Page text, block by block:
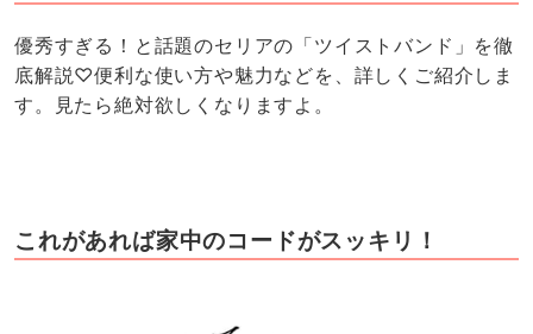
優秀すぎる！と話題のセリアの「ツイストバンド」を徹
底解説♡便利な使い方や魅力などを、詳しくご紹介しま
す。見たら絶対欲しくなりますよ。
これがあれば家中のコードがスッキリ！